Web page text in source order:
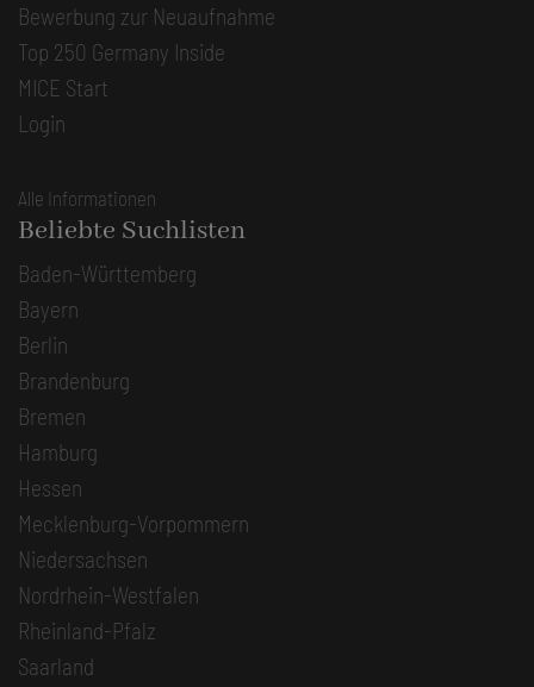
Bewerbung zur Neuaufnahme
Top 250 Germany Inside
MICE Start
Login
Alle Informationen
Beliebte Suchlisten
Baden-Württemberg
Bayern
Berlin
Brandenburg
Bremen
Hamburg
Hessen
Mecklenburg-Vorpommern
Niedersachsen
Nordrhein-Westfalen
Rheinland-Pfalz
Saarland